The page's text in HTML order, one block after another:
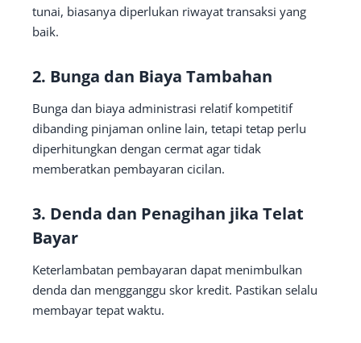
tunai, biasanya diperlukan riwayat transaksi yang
baik.
2. Bunga dan Biaya Tambahan
Bunga dan biaya administrasi relatif kompetitif
dibanding pinjaman online lain, tetapi tetap perlu
diperhitungkan dengan cermat agar tidak
memberatkan pembayaran cicilan.
3. Denda dan Penagihan jika Telat
Bayar
Keterlambatan pembayaran dapat menimbulkan
denda dan mengganggu skor kredit. Pastikan selalu
membayar tepat waktu.